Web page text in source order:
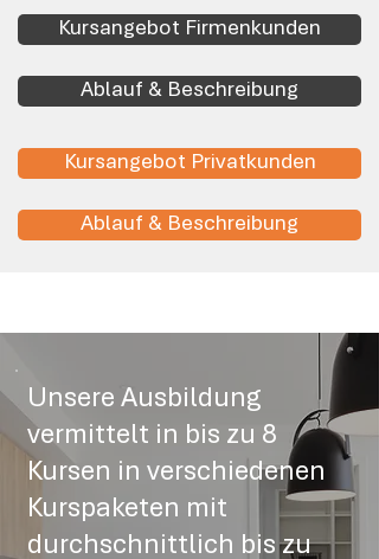
Kursangebot Firmenkunden
Ablauf & Beschreibung
Kursangebot Privatkunden
Ablauf & Beschreibung
Unsere Ausbildung
vermittelt in bis zu 8
Kursen in verschiedenen
Kurspaketen mit
durchschnittlich bis zu